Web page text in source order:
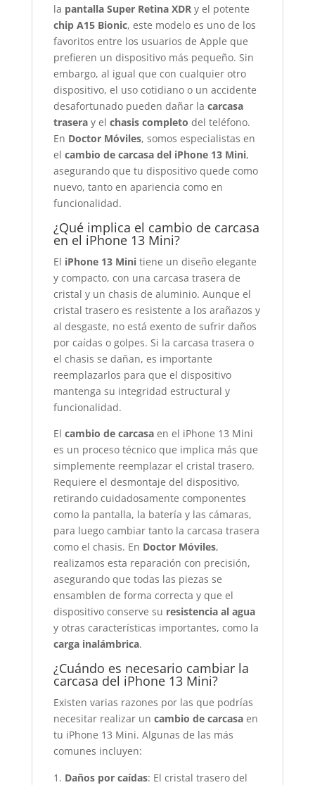
la pantalla Super Retina XDRy el potente
chip A15 Bionic, este modelo es uno de los
favoritos entre los usuarios de Apple que
prefieren un dispositivo más pequeño. Sin
embargo, al igual que con cualquier otro
dispositivo, el uso cotidiano o un accidente
desafortunado pueden dañar la carcasa
traseray el chasis completo del teléfono.
En Doctor Móviles, somos especialistas en
el cambio de carcasa del iPhone 13 Mini,
asegurando que tu dispositivo quede como
nuevo, tanto en apariencia como en
funcionalidad.
¿Qué implica el cambio de carcasa
en el iPhone 13 Mini?
El iPhone 13 Minitiene un diseño elegante
y compacto, con una carcasa trasera de
cristal y un chasis de aluminio. Aunque el
cristal trasero es resistente a los arañazos y
al desgaste, no está exento de sufrir daños
por caídas o golpes. Si la carcasa trasera o
el chasis se dañan, es importante
reemplazarlos para que el dispositivo
mantenga su integridad estructural y
funcionalidad.
El cambio de carcasaen el iPhone 13 Mini
es un proceso técnico que implica más que
simplemente reemplazar el cristal trasero.
Requiere el desmontaje del dispositivo,
retirando cuidadosamente componentes
como la pantalla, la batería y las cámaras,
para luego cambiar tanto la carcasa trasera
como el chasis. En Doctor Móviles,
realizamos esta reparación con precisión,
asegurando que todas las piezas se
ensamblen de forma correcta y que el
dispositivo conserve su resistencia al agua
y otras características importantes, como la
carga inalámbrica.
¿Cuándo es necesario cambiar la
carcasa del iPhone 13 Mini?
Existen varias razones por las que podrías
necesitar realizar un cambio de carcasaen
tu iPhone 13 Mini. Algunas de las más
comunes incluyen:
Daños por caídas: El cristal trasero del